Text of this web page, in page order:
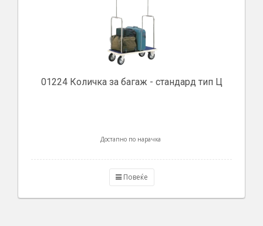
01224 Количка за багаж - стандард тип Ц
Достапно по нарачка
Повеќе